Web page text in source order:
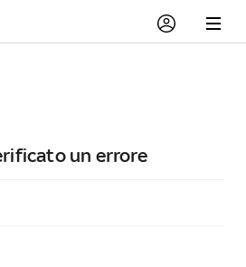
un errore